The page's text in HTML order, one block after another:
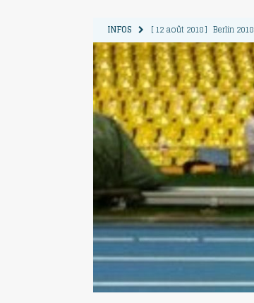
INFOS [ 12 août 2018 ] Berlin
[ 11 août 2018 ] Berlin
[ 10 août 2018 ] Berlin
[ 9 août 2018 ] Berlin
[ 13 août 2018 ] Berlin